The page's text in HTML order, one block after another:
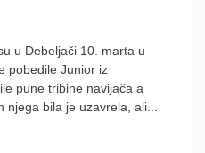
u Debeljači 10. marta u
pobedile Junior iz
pune tribine navijača a
njega bila je uzavrela, ali...